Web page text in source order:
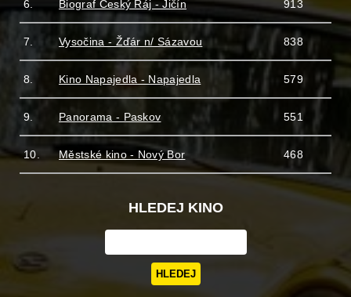
6. Biograf Český Ráj - Jičín 913
7. Vysočina - Žďár n/ Sázavou 838
8. Kino Napajedla - Napajedla 579
9. Panorama - Paskov 551
10. Městské kino - Nový Bor 468
HLEDEJ KINO